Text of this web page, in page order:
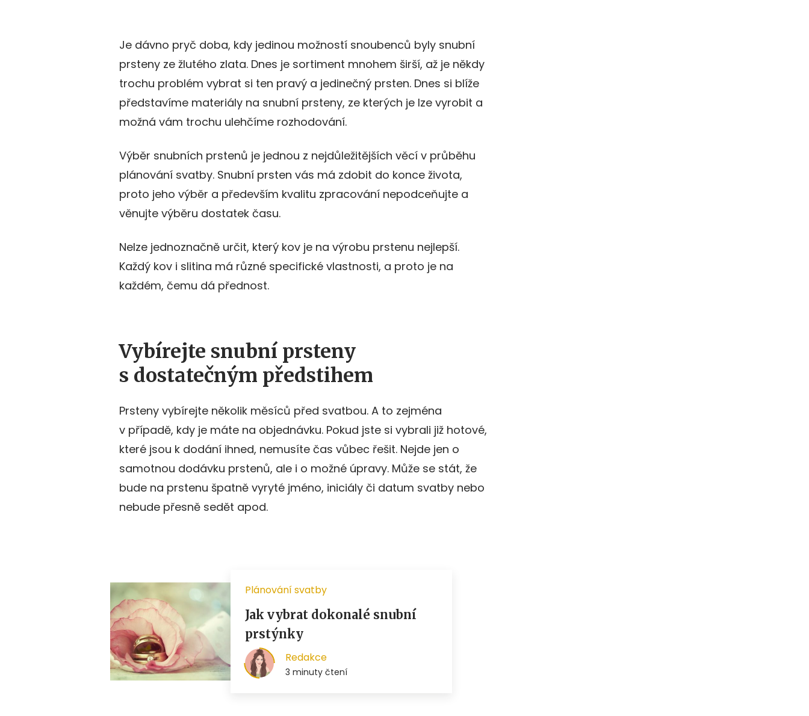
Je dávno pryč doba, kdy jedinou možností snoubenců byly snubní
prsteny ze žlutého zlata. Dnes je sortiment mnohem širší, až je někdy
trochu problém vybrat si ten pravý a jedinečný prsten. Dnes si blíže
představíme materiály na snubní prsteny, ze kterých je lze vyrobit a
možná vám trochu ulehčíme rozhodování.
Výběr snubních prstenů je jednou z nejdůležitějších věcí v průběhu
plánování svatby. Snubní prsten vás má zdobit do konce života,
proto jeho výběr a především kvalitu zpracování nepodceňujte a
věnujte výběru dostatek času.
Nelze jednoznačně určit, který kov je na výrobu prstenu nejlepší.
Každý kov i slitina má různé specifické vlastnosti, a proto je na
každém, čemu dá přednost.
Vybírejte snubní prsteny
s dostatečným předstihem
Prsteny vybírejte několik měsíců před svatbou. A to zejména
v případě, kdy je máte na objednávku. Pokud jste si vybrali již hotové,
které jsou k dodání ihned, nemusíte čas vůbec řešit. Nejde jen o
samotnou dodávku prstenů, ale i o možné úpravy. Může se stát, že
bude na prstenu špatně vyryté jméno, iniciály či datum svatby nebo
nebude přesně sedět apod.